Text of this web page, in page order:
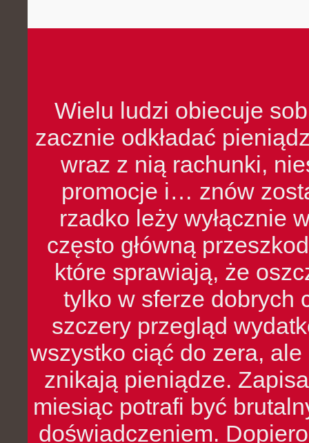
Wielu ludzi obiecuje
zacznie odkładać
wraz z nią rachunki,
promocje i… znów
rzadko leży wyłącznie
często główną
które sprawiają, że
tylko w sferze dobrych
szczery przegląd
wszystko ciąć do zera,
znikają pieniądze.
miesiąc potrafi być
doświadczeniem.